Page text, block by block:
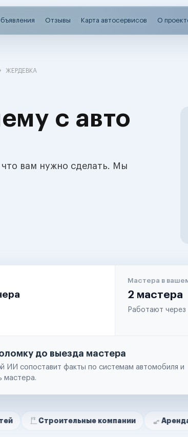
Отзывы Карта автосервисов О
ЖЕРДЕВКА
с авто
вам нужно сделать. Мы
Мастера в
2 мастера
Работают
до выезда мастера
ИИ сопоставит факты по системам автомобиля и
мастера.
компании Аренда